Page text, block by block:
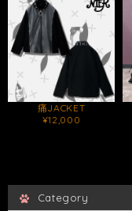
痛JACKET
¥12,000
Category